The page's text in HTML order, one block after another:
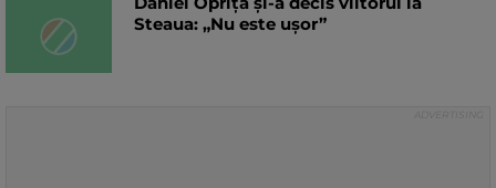
Steaua: „Nu este ușor”